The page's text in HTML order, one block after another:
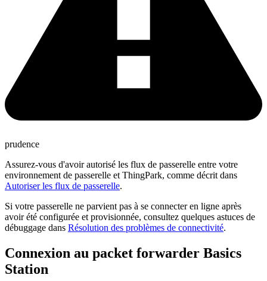
prudence
Assurez-vous d'avoir autorisé les flux de passerelle entre votre
environnement de passerelle et ThingPark, comme décrit dans
Autoriser les flux de passerelle.
Si votre passerelle ne parvient pas à se connecter en ligne après
avoir été configurée et provisionnée, consultez quelques astuces de
débuggage dans Résolution des problèmes de connectivité.
Connexion au packet forwarder Basics
Station